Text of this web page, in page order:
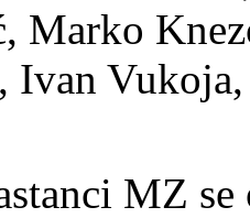
Marko
Ivan
MZ